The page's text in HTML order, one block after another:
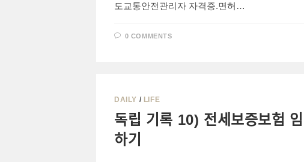
도교통안전관리자 자격증.면허…
0 COMMENTS
DAILY / LIFE
독립 기록 10) 전세보증보험
하기